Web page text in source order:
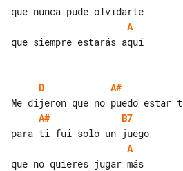
A
que siempre estarás aquí
D A#
A#
B7
A
que no quieres jugar más